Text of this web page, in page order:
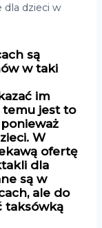
dla dzieci w
są
w taki
im
temu jest to
W
ofertę
dla
są w
ale do
taksówką